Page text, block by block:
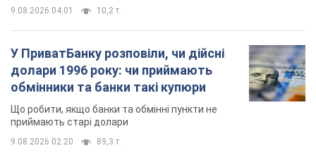
9.08.2026 04:01 10,2 т.
У ПриватБанку розповіли, чи дійсні
долари 1996 року: чи приймають
обмінники та банки такі купюри
Що робити, якщо банки та обмінні пункти не
приймають старі долари
9.08.2026 02:20 89,3 т.